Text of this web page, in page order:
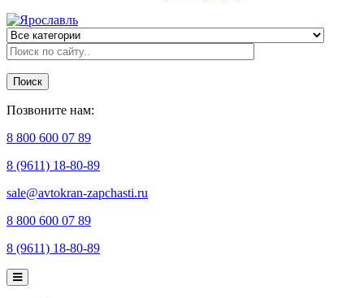
Поиск
Позвоните нам:
8 800 600 07 89
8 (9611) 18-80-89
sale@avtokran-zapchasti.ru
8 800 600 07 89
8 (9611) 18-80-89